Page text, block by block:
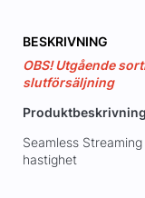
BESKRIVNING
OBS! Utgående
slutförsäljning
Produktbeskrivning
Seamless
hastighet